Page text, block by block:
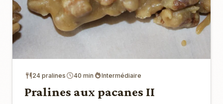
24 pralines 40 min Intermédiaire
Pralines aux pacanes II